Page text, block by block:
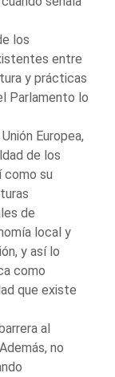
los
entre
y prácticas
Parlamento lo
Europea,
de los
como su
de
local y
y así lo
como
que existe
al
no